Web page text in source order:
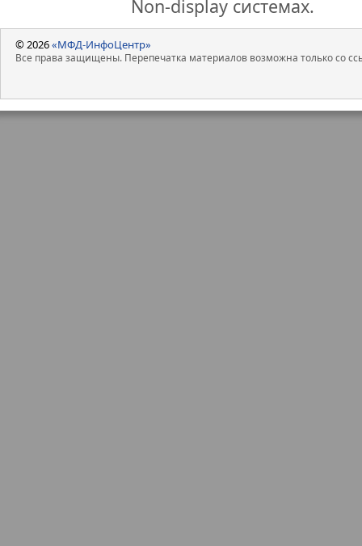
Non-display системах.
© 2026«МФД-ИнфоЦентр»
Все права защищены. Перепечатка материалов возможна только со